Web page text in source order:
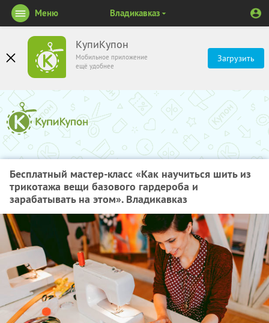
КупиКупон
Мобильное приложение
ещё удобнее
Загрузить
Меню Владикавказ
Бесплатный мастер-класс «Как научиться шить из
трикотажа вещи базового гардероба и
зарабатывать на этом». Владикавказ